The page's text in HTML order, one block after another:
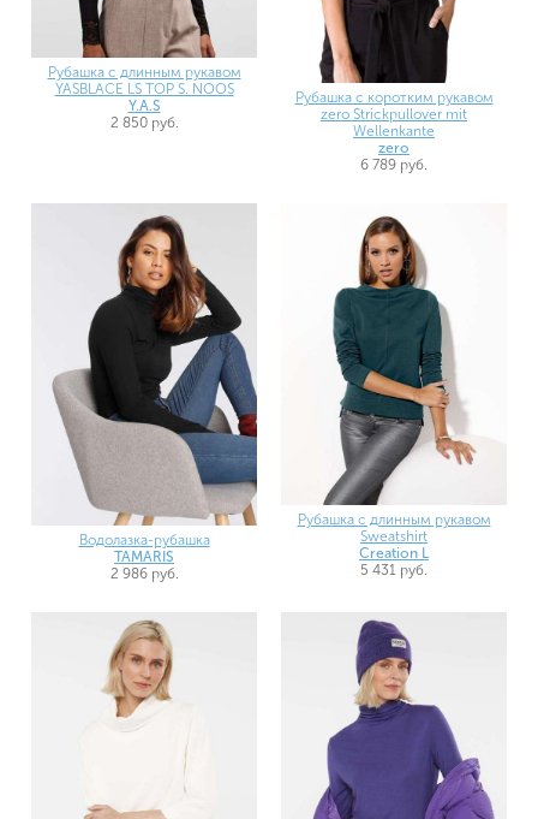
Рубашка с длинным рукавом
YASBLACE LS TOP S. NOOS
Y.A.S
2 850 руб.
Рубашка с коротким рукавом
zero Strickpullover mit
Wellenkante
zero
6 789 руб.
Водолазка-рубашка
TAMARIS
2 986 руб.
Рубашка с длинным рукавом
Sweatshirt
Creation L
5 431 руб.